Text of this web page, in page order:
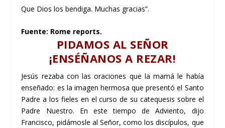
Que Dios los bendiga. Muchas gracias”.
Fuente: Rome reports.
PIDAMOS AL SEÑOR
¡ENSÉÑANOS A REZAR!
Jesús rezaba con las oraciones que la mamá le había
enseñado: es la imagen hermosa que presentó el Santo
Padre a los fieles en el curso de su catequesis sobre el
Padre Nuestro. En este tiempo de Adviento, dijo
Francisco, pidámosle al Señor, como los discípulos, que